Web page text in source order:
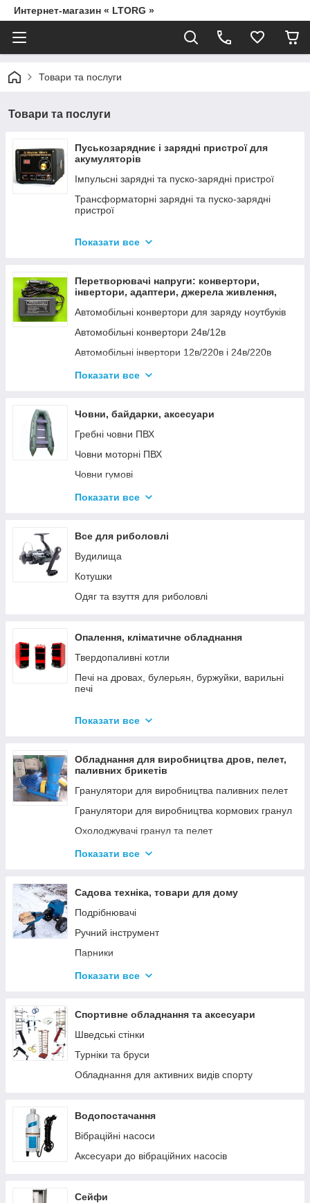
Интернет-магазин « LTORG »
Товари та послуги
Товари та послуги
Пуськозарядниє і зарядні пристрої для
акумуляторів
Імпульсні зарядні та пуско-зарядні пристрої
Трансформаторні зарядні та пуско-зарядні
пристрої
Показати все
Перетворювачі напруги: конвертори,
інвертори, адаптери, джерела живлення,
Автомобільні конвертори для заряду ноутбуків
Автомобільні конвертори 24в/12в
Автомобільні інвертори 12в/220в і 24в/220в
Вольтметры
Показати все
Човни, байдарки, аксесуари
Гребні човни ПВХ
Човни моторні ПВХ
Човни гумові
Надувні байдарки
Тюбінг
Страхувальні жилети
Човники ΩMega
Лодки Grif boat
Показати все
Все для риболовлі
Вудилища
Котушки
Одяг та взуття для риболовлі
Опалення, кліматичне обладнання
Твердопаливні котли
Печі на дровах, булерьян, буржуйки, варильні
печі
Котли електричні
Газові котли
Аксесуари для твердопаливних котлів
Показати все
Обладнання для виробництва дров, пелет,
паливних брикетів
Гранулятори для виробництва паливних пелет
Гранулятори для виробництва кормових гранул
Охолоджувачі гранул та пелет
Подрібнювачі
Дровоколи
Показати все
Садова техніка, товари для дому
Подрібнювачі
Ручний інструмент
Парники
Термоси
Показати все
Спортивне обладнання та аксесуари
Шведські стінки
Турніки та бруси
Обладнання для активних видів спорту
Водопостачання
Вібраційні насоси
Аксесуари до вібраційних насосів
Сейфи